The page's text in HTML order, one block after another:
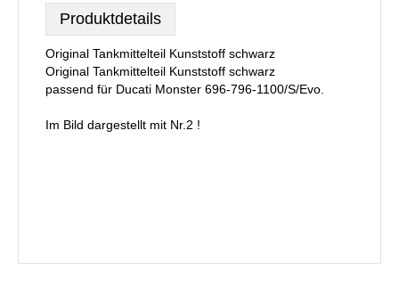
Produktdetails
Original Tankmittelteil Kunststoff schwarz
Original Tankmittelteil Kunststoff schwarz
passend für Ducati Monster 696-796-1100/S/Evo.
Im Bild dargestellt mit Nr.2 !